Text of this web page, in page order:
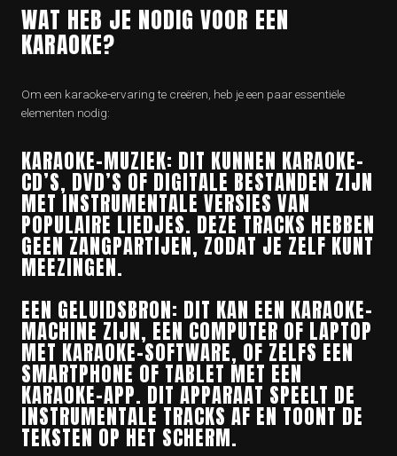
WAT HEB JE NODIG VOOR EEN
KARAOKE?
Om een karaoke-ervaring te creëren, heb je een paar essentiële
elementen nodig:
KARAOKE-MUZIEK: DIT KUNNEN KARAOKE-
CD’S, DVD’S OF DIGITALE BESTANDEN ZIJN
MET INSTRUMENTALE VERSIES VAN
POPULAIRE LIEDJES. DEZE TRACKS HEBBEN
GEEN ZANGPARTIJEN, ZODAT JE ZELF KUNT
MEEZINGEN.
EEN GELUIDSBRON: DIT KAN EEN KARAOKE-
MACHINE ZIJN, EEN COMPUTER OF LAPTOP
MET KARAOKE-SOFTWARE, OF ZELFS EEN
SMARTPHONE OF TABLET MET EEN
KARAOKE-APP. DIT APPARAAT SPEELT DE
INSTRUMENTALE TRACKS AF EN TOONT DE
TEKSTEN OP HET SCHERM.